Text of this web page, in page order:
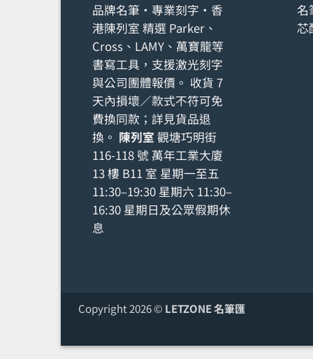
品牌名筆・專業刻字・香
港陳列室 精選 Parker、
Cross、LAMY、萬寶龍等
書寫工具，支援激光刻字
與公司團體報價。 收貨 7
天內損壞／款式不符可免
費換同款；詳見貨品退
換 。 陳列室 觀塘巧明街
116-118 號 萬年工業大廈
13 樓 B11 室 星期一至五
11:30–19:30 星期六 11:30–
16:30 星期日及公眾假期休
息
名
芯
Copyright 2026 © LETZONE 名筆匯